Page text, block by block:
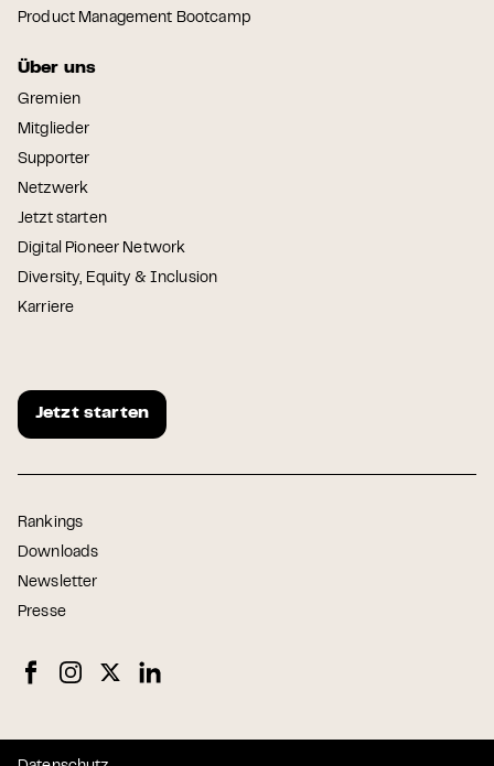
Product Management Bootcamp
Über uns
Gremien
Mitglieder
Supporter
Netzwerk
Jetzt starten
Digital Pioneer Network
Diversity, Equity & Inclusion
Karriere
Jetzt starten
Rankings
Downloads
Newsletter
Presse